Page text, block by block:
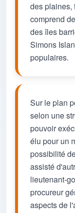
des plaines,
comprend
des îles
Simons
populaires.
Sur le plan
selon une
pouvoir
élu pour un
possibilité
assisté
lieutenant-
procureur
aspects de